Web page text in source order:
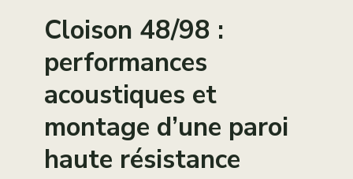
Cloison 48/98 :
performances
acoustiques et
montage d’une paroi
haute résistance